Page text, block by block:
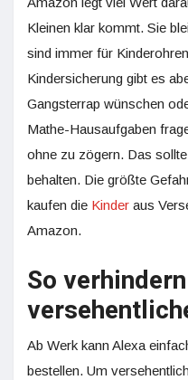
Kleinen klar kommt. Sie
sind immer für
Kindersicherung gibt es
Gangsterrap wünschen
Mathe-Hausaufgaben
ohne zu zögern. Das
behalten. Die größte
kaufen die Kinder aus
Amazon.
So
Ab Werk kann Alexa
bestellen. Um